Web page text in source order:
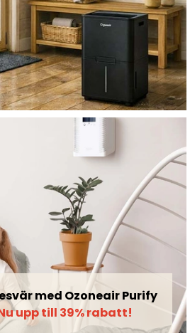
med Ozoneair Purify
upp till 39% rabatt!